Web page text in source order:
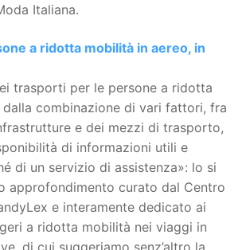
Italiana.
a ridotta mobilità in aereo, in
trasporti per le persone a ridotta
combinazione di vari fattori, fra
e dei mezzi di trasporto,
di informazioni utili e
di un servizio di assistenza»: lo si
approfondimento curato dal Centro
e interamente dedicato ai
a ridotta mobilità nei viaggi in
di cui suggeriamo senz’altro la